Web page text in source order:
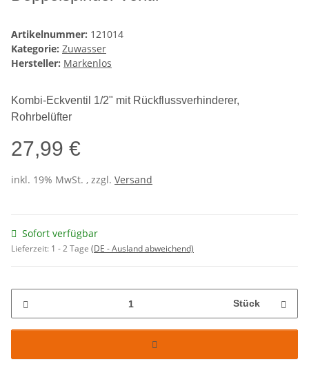
Artikelnummer: 121014
Kategorie: Zuwasser
Hersteller: Markenlos
Kombi-Eckventil 1/2" mit Rückflussverhinderer,
Rohrbelüfter
27,99 €
inkl. 19% MwSt. , zzgl. Versand
Sofort verfügbar
Lieferzeit: 1 - 2 Tage (DE - Ausland abweichend)
Stück